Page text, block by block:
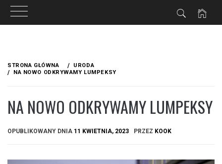
treści
STRONA GŁÓWNA
URODA
NA NOWO ODKRYWAMY LUMPEKSY
NA NOWO ODKRYWAMY LUMPEKSY
OPUBLIKOWANY DNIA 11 KWIETNIA, 2023 PRZEZ KOOK